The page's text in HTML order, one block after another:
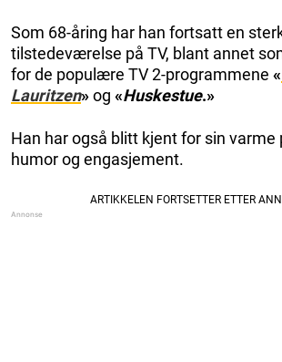
Som 68-åring har han fortsatt en
tilstedeværelse på TV, blant annet
for de populære TV 2-programmene «
Lauritzen»og «Huskestue.»
Han har også blitt kjent for sin varme
humor og engasjement.